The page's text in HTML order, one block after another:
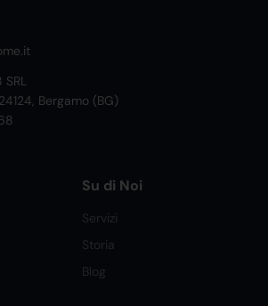
SRL
Bergamo (BG)
Su di Noi
Servizi
Storia
Blog